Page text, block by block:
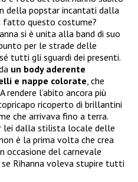
della popstar incantati dalla
fatto questo costume?
si è unita alla band di suo
per le strade delle
tutti gli sguardi dei presenti.
un body aderente
e nappe colorate, che
rendere l’abito ancora più
ricoperto di brillantini
che arrivava fino a terra.
lei dalla stilista locale delle
è la prima volta che crea
occasione del carnevale
se Rihanna voleva stupire tutti